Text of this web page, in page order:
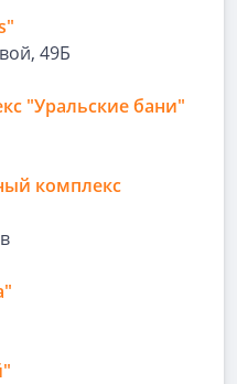
49Б
"Уральские бани"
комплекс